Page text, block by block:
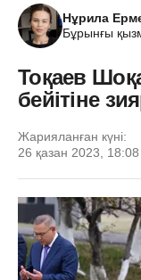
Нұрила
Бұрынғы
Тоқаев
бейітіне
Жарияланған күні:
26 қазан 2023, 18:08